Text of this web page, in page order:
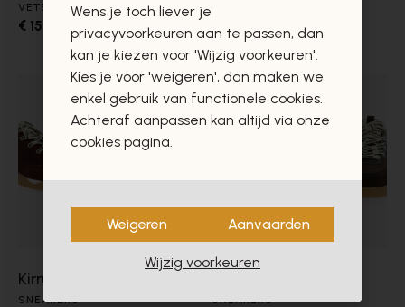
VETERSCHOENEN
€ 159,00 € 159,00
Kirruna
SNEAKERS SNEAKERS
Wens je toch liever je
privacyvoorkeuren aan te passen, dan
kan je kiezen voor 'Wijzig voorkeuren'.
Kies je voor 'weigeren', dan maken we
enkel gebruik van functionele cookies.
Achteraf aanpassen kan altijd via onze
cookies pagina.
Weigeren Aanvaarden
Wijzig voorkeuren